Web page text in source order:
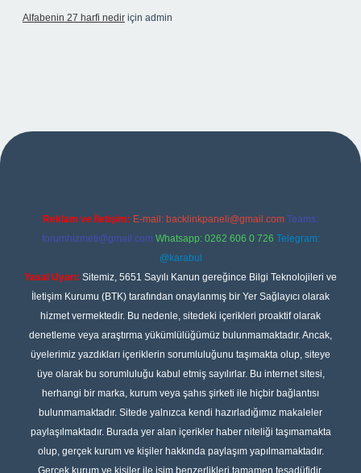
Alfabenin 27 harfi nedir için admin
Reklam ve İletişim: E-mail: backlinkpaneli@gmail.com Teams:
forumhizmeti@gmail.com Whatsapp: 0262 606 0 726 Telegram:
@karabul
Yasal Uyarı: Sitemiz, 5651 Sayılı Kanun gereğince Bilgi Teknolojileri ve
İletişim Kurumu (BTK) tarafından onaylanmış bir Yer Sağlayıcı olarak
hizmet vermektedir. Bu nedenle, sitedeki içerikleri proaktif olarak
denetleme veya araştırma yükümlülüğümüz bulunmamaktadır. Ancak,
üyelerimiz yazdıkları içeriklerin sorumluluğunu taşımakta olup, siteye
üye olarak bu sorumluluğu kabul etmiş sayılırlar. Bu internet sitesi,
herhangi bir marka, kurum veya şahıs şirketi ile hiçbir bağlantısı
bulunmamaktadır. Sitede yalnızca kendi hazırladığımız makaleler
paylaşılmaktadır. Burada yer alan içerikler haber niteliği taşımamakta
olup, gerçek kurum ve kişiler hakkında paylaşım yapılmamaktadır.
Gerçek kurum ve kişiler ile isim benzerlikleri tamamen tesadüfidir.